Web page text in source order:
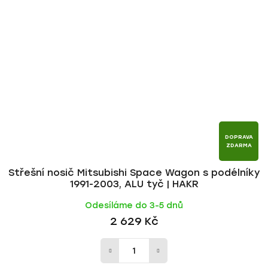
DOPRAVA
ZDARMA
Střešní nosič Mitsubishi Space Wagon s podélníky
1991-2003, ALU tyč | HAKR
Odesíláme do 3-5 dnů
2 629 Kč